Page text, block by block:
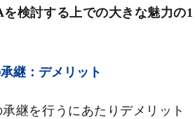
検討する上での大きな魅力の1
継：デメリット
継を行うにあたりデメリット